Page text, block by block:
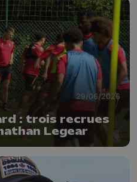
29/06/2026
: trois recrues
Legear